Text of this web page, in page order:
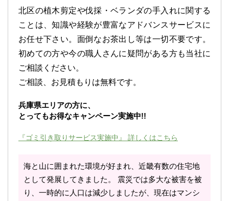
北区の植木剪定や伐採・ベランダの手入れに関する
ことは、知識や経験が豊富なアドバンスサービスに
お任せ下さい。面倒なお茶出し等は一切不要です。
初めての方や今の職人さんに疑問がある方も当社に
ご相談ください。
ご相談、お見積もりは無料です。
兵庫県エリアの方に、
とってもお得なキャンペーン実施中!!
『ゴミ引き取りサービス実施中』 詳しくはこちら
海と山に囲まれた環境が好まれ、近畿有数の住宅地
として発展してきました。 震災では多大な被害を被
り、一時的に人口は減少しましたが、現在はマンシ